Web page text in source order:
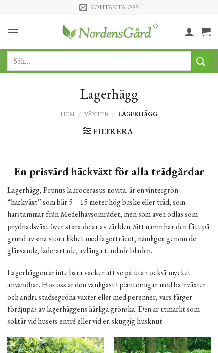
content
KONTAKTA OSS
Sök
Lagerhägg
HEM / VÄXTER / LAGERHÄGG
FILTRERA
En prisvärd häckväxt för alla trädgårdar
Lagerhägg, Prunus laurocerasus novita, är en vintergrön
“häckväxt” som blir 5 – 15 meter hög buske eller träd, som
härstammar från Medelhavsområdet, men som även odlas som
prydnadsväxt över stora delar av världen. Sitt namn har den fått på
grund av sina stora likhet med lagerträdet, nämligen genom de
glänsande, läderartade, avlånga tandade bladen.
Lagerhäggen är inte bara vacker att se på utan också mycket
användbar. Hos oss är den vanligast i planteringar med barrväxter
och andra städsegröna växter eller med perenner, vars färger
fördjupas av lagerhäggens härliga grönska. Den är utmärkt som
solitär vid husets entré eller vid en skuggig husknut.